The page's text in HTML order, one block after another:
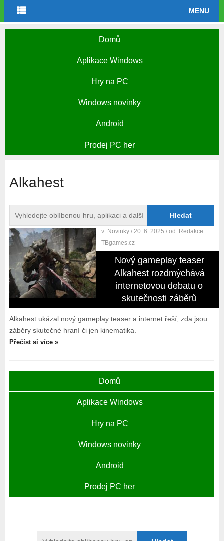
MENU
Domů
Aplikace Windows
Hry na PC
Windows novinky
Android
Prodej PC her
Alkahest
v: Novinky / 20. 6. 2025 / od: Redakce
TBgames.cz
Nový gameplay teaser
Alkahest rozdmýchává
internetovou debatu o
skutečnosti záběrů
Alkahest ukázal nový gameplay teaser a internet řeší, zda jsou
záběry skutečné hraní či jen kinematika.
Přečíst si více »
Domů
Aplikace Windows
Hry na PC
Windows novinky
Android
Prodej PC her